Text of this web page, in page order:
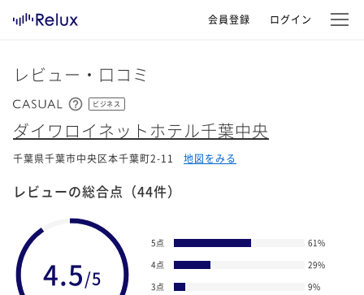
会員登録 ログイン
レビュー・口コミ
ビジネス
ダイワロイネットホテル千葉中央
千葉県千葉市中央区本千葉町2-11 地図をみる
レビューの総合点 （44件）
4.5/5
5点 61%
4点
29%
3点
9%